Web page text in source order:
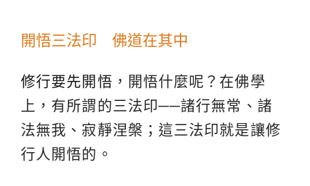
開悟三法印 佛道在其中
修行要先開悟 ，開悟什麼呢？在佛學
上，有所謂的三法印──諸行無常、諸
法無我、寂靜涅槃；這三法印就是讓修
行人開悟的。